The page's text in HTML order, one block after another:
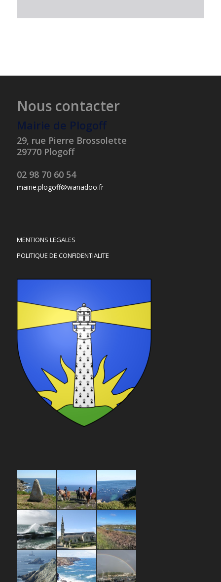
Nous contacter
Mairie de Plogoff
29, rue Pierre Brossolette
29770 Plogoff
02 98 70 60 54
mairie.plogoff@wanadoo.fr
MENTIONS LEGALES
POLITIQUE DE CONFIDENTIALITE